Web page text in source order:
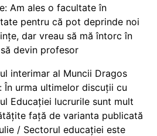
Am ales o facultate în
pentru că pot deprinde noi
dar vreau să mă întorc în
devin profesor
interimar al Muncii Dragos
În urma ultimelor discuții cu
Educației lucrurile sunt mult
față de varianta publicată
/ Sectorul educației este